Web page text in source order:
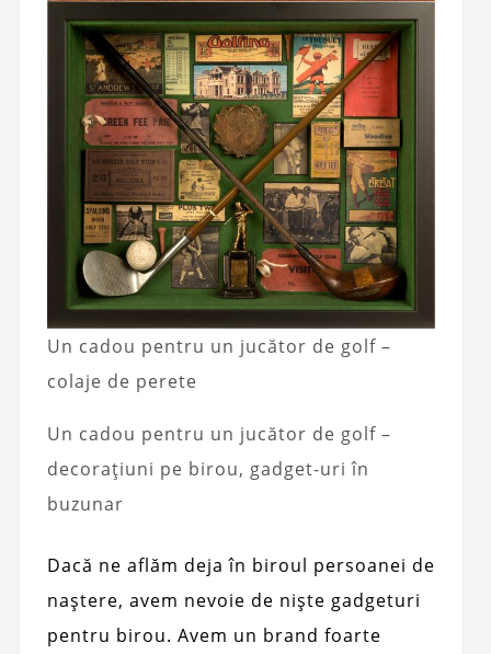
Un cadou pentru un jucător de golf –
colaje de perete
Un cadou pentru un jucător de golf –
decorațiuni pe birou, gadget-uri în
buzunar
Dacă ne aflăm deja în biroul persoanei de
naștere, avem nevoie de niște gadgeturi
pentru birou. Avem un brand foarte